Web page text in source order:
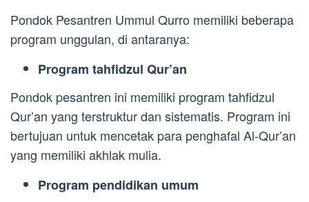
Pondok Pesantren Ummul Qurro memiliki beberapa
program unggulan, di antaranya:
Program tahfidzul Qur’an
Pondok pesantren ini memiliki program tahfidzul
Qur’an yang terstruktur dan sistematis. Program ini
bertujuan untuk mencetak para penghafal Al-Qur’an
yang memiliki akhlak mulia.
Program pendidikan umum